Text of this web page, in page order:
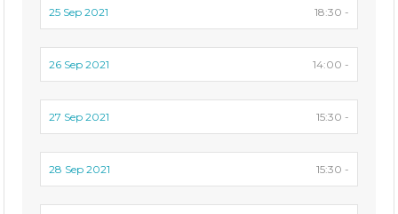
25 Sep 2021 18:30 -
26 Sep 2021 14:00 -
27 Sep 2021 15:30 -
28 Sep 2021 15:30 -